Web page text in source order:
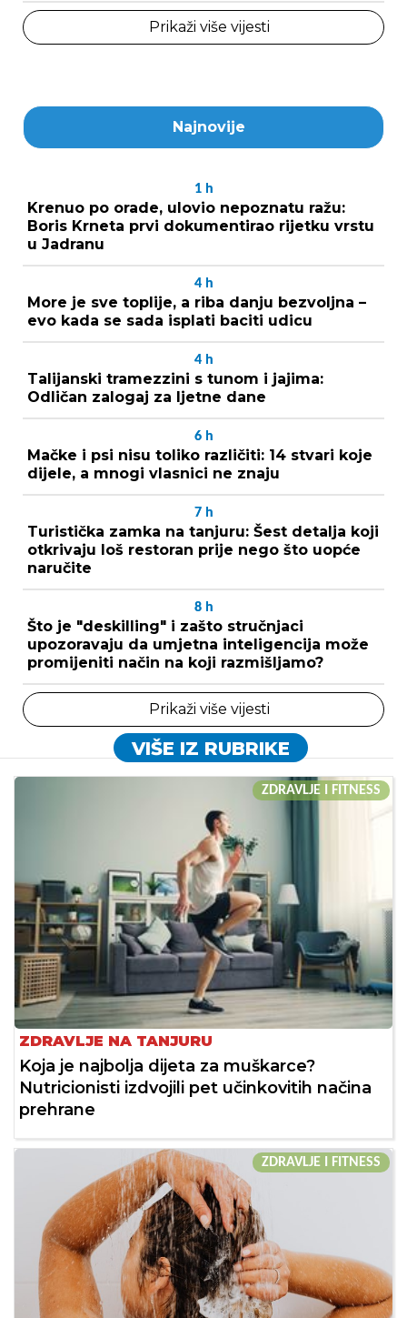
Prikaži više vijesti
Najnovije
1 h
Krenuo po orade, ulovio nepoznatu ražu:
Boris Krneta prvi dokumentirao rijetku vrstu
u Jadranu
4 h
More je sve toplije, a riba danju bezvoljna –
evo kada se sada isplati baciti udicu
4 h
Talijanski tramezzini s tunom i jajima:
Odličan zalogaj za ljetne dane
6 h
Mačke i psi nisu toliko različiti: 14 stvari koje
dijele, a mnogi vlasnici ne znaju
7 h
Turistička zamka na tanjuru: Šest detalja koji
otkrivaju loš restoran prije nego što uopće
naručite
8 h
Što je "deskilling" i zašto stručnjaci
upozoravaju da umjetna inteligencija može
promijeniti način na koji razmišljamo?
Prikaži više vijesti
VIŠE IZ RUBRIKE
ZDRAVLJE I FITNESS
ZDRAVLJE NA TANJURU
Koja je najbolja dijeta za muškarce?
Nutricionisti izdvojili pet učinkovitih načina
prehrane
ZDRAVLJE I FITNESS